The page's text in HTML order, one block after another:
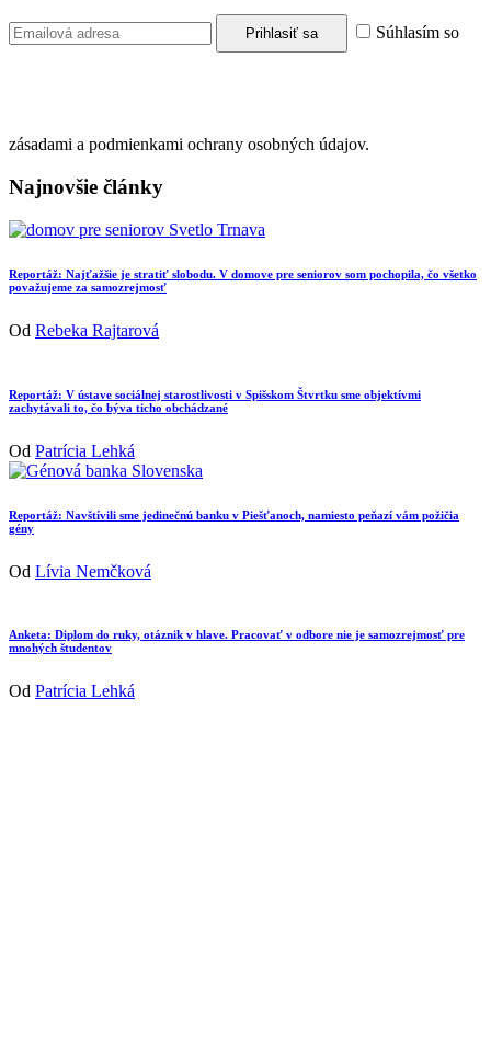
Súhlasím so
zásadami a podmienkami ochrany osobných údajov.
Najnovšie články
Reportáž: Najťažšie je stratiť slobodu. V domove pre seniorov som pochopila, čo všetko
považujeme za samozrejmosť
Od Rebeka Rajtarová
Reportáž: V ústave sociálnej starostlivosti v Spišskom Štvrtku sme objektívmi
zachytávali to, čo býva ticho obchádzané
Od Patrícia Lehká
Reportáž: Navštívili sme jedinečnú banku v Piešťanoch, namiesto peňazí vám požičia
gény
Od Lívia Nemčková
Anketa: Diplom do ruky, otáznik v hlave. Pracovať v odbore nie je samozrejmosť pre
mnohých študentov
Od Patrícia Lehká